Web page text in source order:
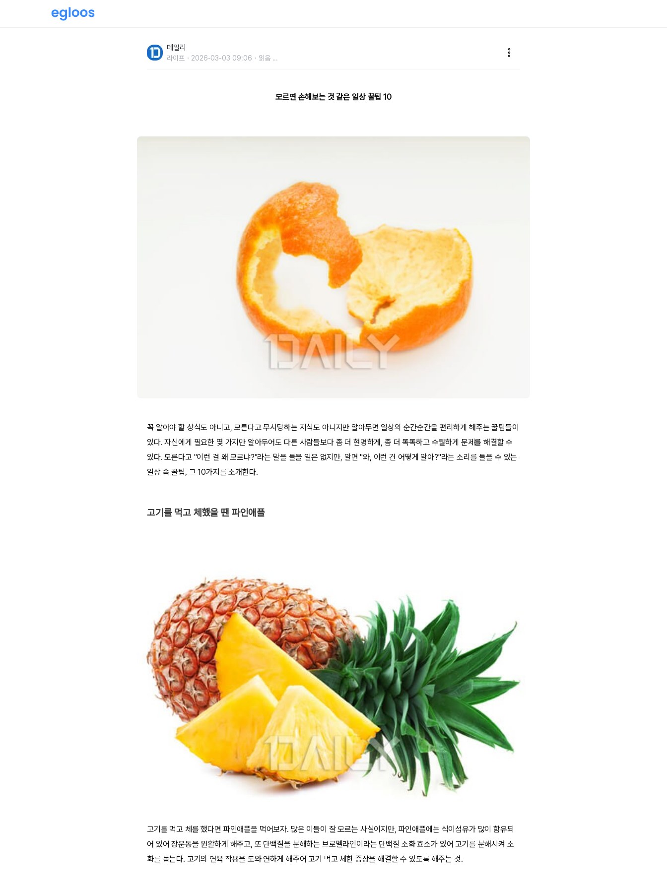
데일리
라이프 2026-03-03 09:06 읽음 ...
모르면 손해보는 것 같은 일상 꿀팁 10
꼭 알아야 할 상식도 아니고, 모른다고 무시당하는 지식도 아니지만 알아두면 일상의 순간순간을 편리하게 해주는 꿀팁들이
있다. 자신에게 필요한 몇 가지만 알아두어도 다른 사람들보다 좀 더 현명하게, 좀 더 똑똑하고 수월하게 문제를 해결할 수
있다. 모른다고 "이런 걸 왜 모르냐?"라는 말을 들을 일은 없지만, 알면 "와, 이런 건 어떻게 알아?"라는 소리를 들을 수 있는
일상 속 꿀팁, 그 10가지를 소개한다.
고기를 먹고 체했을 땐 파인애플
고기를 먹고 체를 했다면 파인애플을 먹어보자. 많은 이들이 잘 모르는 사실이지만, 파인애플에는 식이섬유가 많이 함유되
어 있어 장운동을 원활하게 해주고, 또 단백질을 분해하는 브로멜라인이라는 단백질 소화 효소가 있어 고기를 분해시켜 소
화를 돕는다. 고기의 연육 작용을 도와 연하게 해주어 고기 먹고 체한 증상을 해결할 수 있도록 해주는 것.